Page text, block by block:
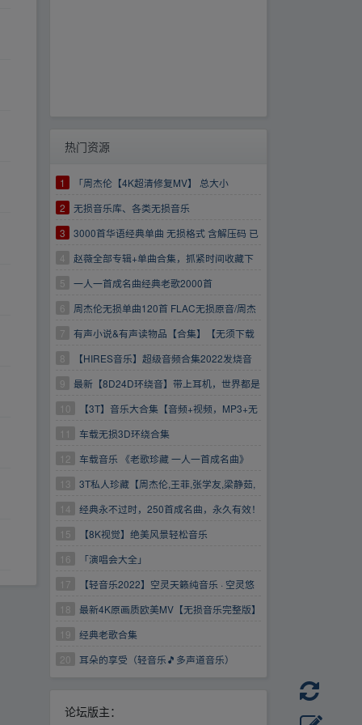
热门资源
1
「周杰伦【4K超清修复MV】 总大小
98.3GB」
2
无损音乐库、各类无损音乐
3
3000首华语经典单曲 无损格式 含解压码 已
下载验证 放心转存！
4
赵薇全部专辑+单曲合集，抓紧时间收藏下
载吧！！！
5
一人一首成名曲经典老歌2000首
6
周杰伦无损单曲120首 FLAC无损原音/周杰
伦音乐集/支持在线解压
7
有声小说&有声读物品【合集】【无须下载
转存即听】
8
【HIRES音乐】超级音频合集2022发烧音
乐
9
最新【8D24D环绕音】带上耳机，世界都是
你的！
10
【3T】音乐大合集【音频+视频，MP3+无
损音乐】
11
车载无损3D环绕合集
12
车载音乐 《老歌珍藏 一人一首成名曲》
[WAV+CUE] 12CD
13
3T私人珍藏【周杰伦,王菲,张学友,梁静茹,
陈奕迅,迈克尔·杰克逊,张国荣,李健,林俊杰】等
1080P经典歌曲MV合集
14
经典永不过时，250首成名曲，永久有效！
15
【8K视觉】绝美风景轻松音乐
16
「演唱会大全」
17
【轻音乐2022】空灵天籁纯音乐 · 空灵悠
远天籁音
18
最新4K原画质欧美MV【无损音乐完整版】
【油管搬运】
19
经典老歌合集
20
耳朵的享受（轻音乐🎵多声道音乐）
论坛版主：